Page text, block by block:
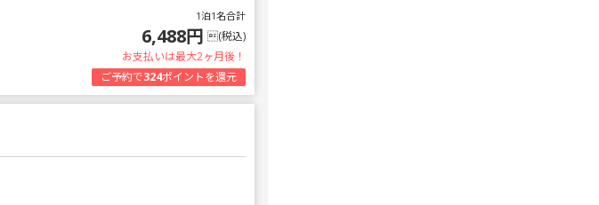
1泊1名合計
6,488円 (税込)
お支払いは最大2ヶ月後！
ご予約で324ポイントを還元